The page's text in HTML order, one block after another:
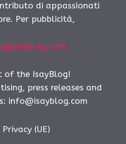
di appassionati
Per pubblicità,
of the IsayBlog!
press releases and
info@isayblog.com
(UE)